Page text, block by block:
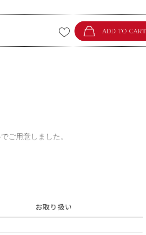
ご用意しました。
な印象に。着けるだけで周りと差をつけ、
防ぐために、ニッケルをほぼ含まずに作ら
お取り扱い